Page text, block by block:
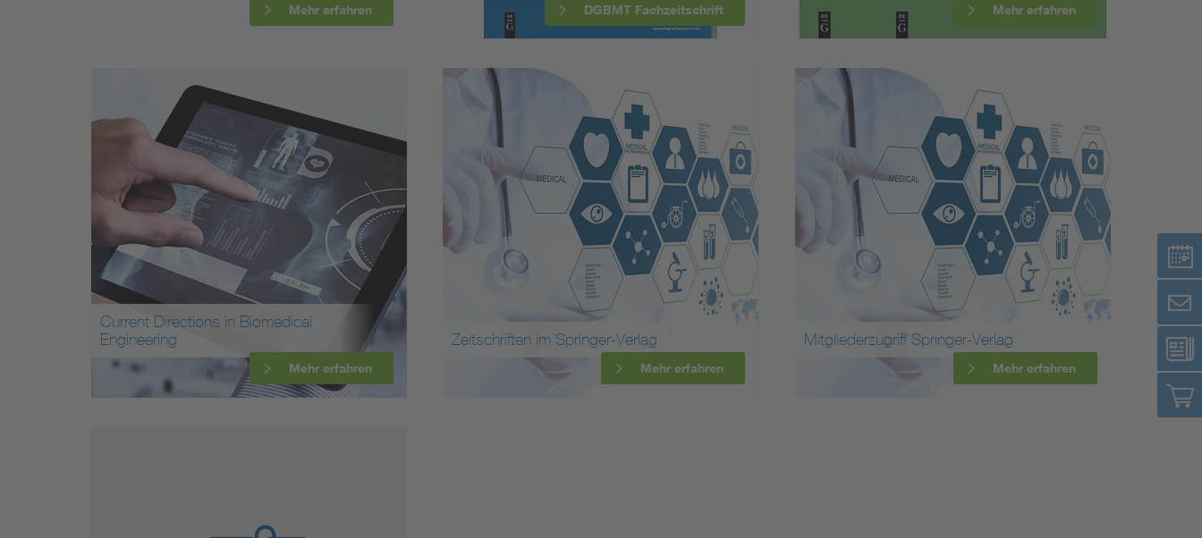
Mehr erfahren DGBMT Fachzeitschrift Mehr erfahren
Current Directions in Biomedical
Engineering
Mehr erfahren
Zeitschriften im Springer-Verlag
Mehr erfahren
Mitgliederzugriff Springer-Verlag
Mehr erfahren